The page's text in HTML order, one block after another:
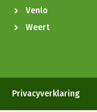
Venlo
Weert
Privacyverklaring